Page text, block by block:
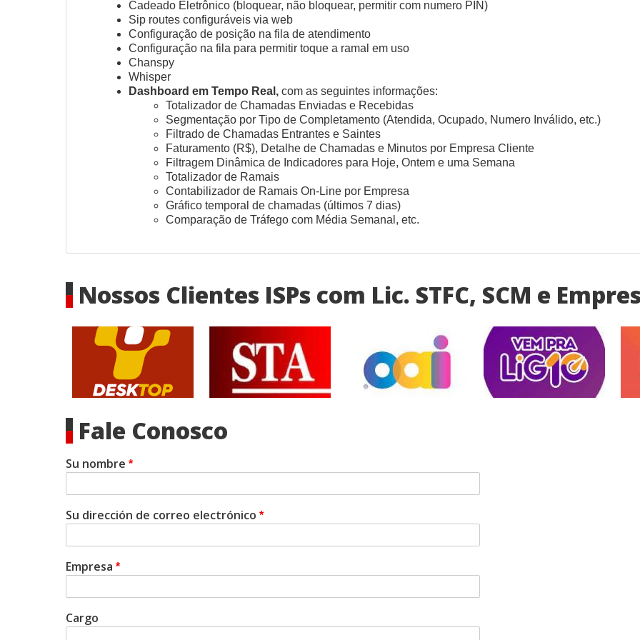
Cadeado Eletrônico (bloquear, não bloquear, permitir com numero PIN)
Sip routes configuráveis via web
Configuração de posição na fila de atendimento
Configuração na fila para permitir toque a ramal em uso
Chanspy
Whisper
Dashboard em Tempo Real,com as seguintes informações:
Totalizador de Chamadas Enviadas e Recebidas
Segmentação por Tipo de Completamento (Atendida, Ocupado, Numero Inválido, etc.)
Filtrado de Chamadas Entrantes e Saintes
Faturamento (R$), Detalhe de Chamadas e Minutos por Empresa Cliente
Filtragem Dinâmica de Indicadores para Hoje, Ontem e uma Semana
Totalizador de Ramais
Contabilizador de Ramais On-Line por Empresa
Gráfico temporal de chamadas (últimos 7 dias)
Comparação de Tráfego com Média Semanal, etc.
Nossos Clientes ISPs com Lic. STFC, SCM e
Fale Conosco
Su nombre
Su dirección de correo electrónico
Empresa
Cargo